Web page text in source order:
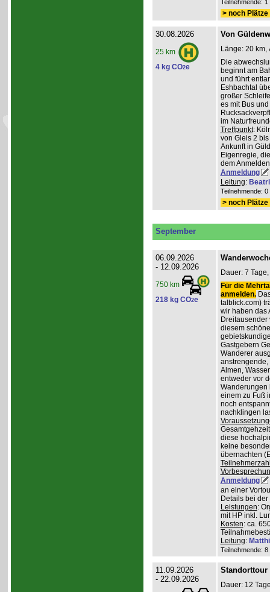
Teilnehmende:
> noch
30.08.2026
25 km
4 kg CO2e
Von
Länge: 20 km,
Die
beginnt am
und führt
Eshbachtal
großer
es mit Bus
im
Treffpunkt:
von Gleis 2
Ankunft in
Eigenregie,
dem
Anmeldung
Leitung:
Teilnehmende:
> noch
September
06.09.2026
- 12.09.2026
750 km
218 kg CO2e
Dauer: 7
Für die
anmelden.
talblick.com)
wir haben das
diesem
Gastgebern
Wanderer
Almen,
entweder vor
Wanderungen
einem zu Fuß
noch
nachklingen
diese
keine
übernachten
Anmeldung
an einer
Details bei
Leistungen:
mit HP inkl.
Kosten: ca.
Leitung:
Teilnehmende:
11.09.2026
- 22.09.2026
Standorttour
Dauer: 12